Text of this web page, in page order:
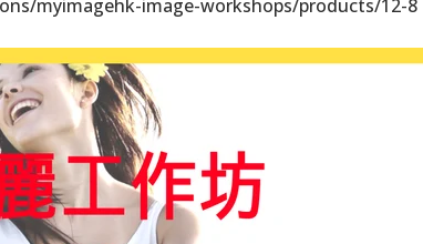
myimagehk-image-workshops/products/12-8